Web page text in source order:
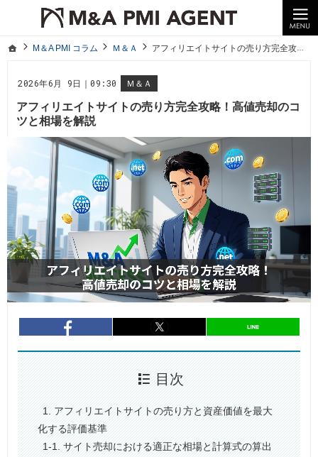
ホームM＆A PMI コラム Ｍ＆Ａ アフィリエイトサイトの売り方完全攻略！高値売却のコツと相場を解説
2026年6月 9日｜09:30 Ｍ＆Ａ
アフィリエイトサイトの売り方完全攻略！高値売却のコ
ツと相場を解説
10年以上の経験。企業の経営統合や売却はM＆A PMI AGENTへ。
M＆A PMI コラム｜M＆A・PMI・事業承継のポイントや成功事例をわかりやすくご紹介
entry998 entry998
目次
1. アフィリエイトサイトの売り方と資産価値を最大
化する評価基準
1-1. サイト売却における適正な相場と計算式の算出
ホームM＆A PMI コラム Ｍ＆Ａ アフィリエイトサイトの売り方完全攻略！高値売却のコツと相場を解説